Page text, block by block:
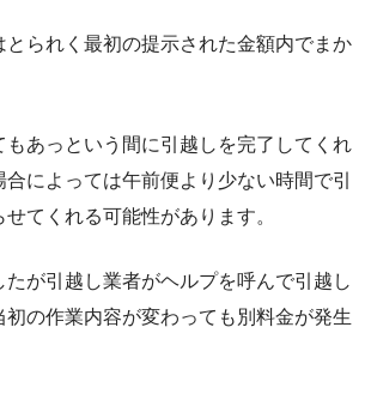
とられく最初の提示された金額内でまか
もあっという間に引越しを完了してくれ
によっては午前便より少ない時間で引
てくれる可能性があります。
たが引越し業者がヘルプを呼んで引越し
初の作業内容が変わっても別料金が発生